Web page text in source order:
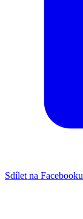
Sdílet na Facebooku